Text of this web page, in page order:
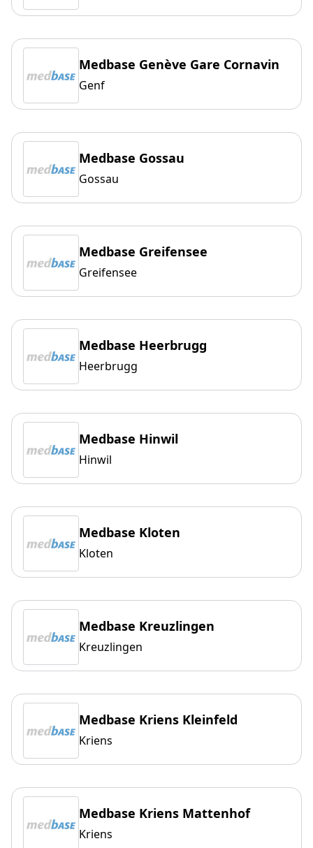
Medbase Genève Gare Cornavin
Genf
Medbase Gossau
Gossau
Medbase Greifensee
Greifensee
Medbase Heerbrugg
Heerbrugg
Medbase Hinwil
Hinwil
Medbase Kloten
Kloten
Medbase Kreuzlingen
Kreuzlingen
Medbase Kriens Kleinfeld
Kriens
Medbase Kriens Mattenhof
Kriens